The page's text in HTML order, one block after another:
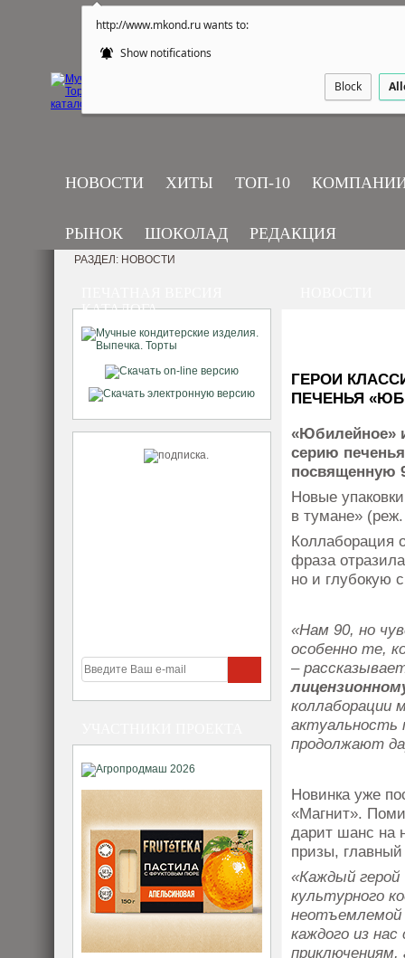
http://www.mkond.ru wants to:
Show notifications
Block
НОВОСТИ ХИТЫ ТОП-10
РЫНОК ШОКОЛАД РЕДАКЦИЯ
КАТАЛОГА
РАЗДЕЛ: НОВОСТИ
ГЕРОИ
ПЕЧЕНЬЯ
«Юбилейное»
серию
посвященную
Новые
в тумане»
Коллаборация
фраза
но и глубокую
«Нам 90, но
особенно те,
–
коллаборации
актуальность
продолжают
Новинка уже
«Магнит».
дарит шанс на
призы,
«Каждый герой
культурного
неотъемлемой
каждого из